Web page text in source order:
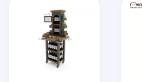
Pop-Ausstellungen von Handelsware
Metall Display-Racks